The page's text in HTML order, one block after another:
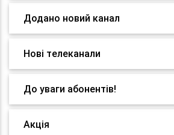
Додано новий канал
Нові телеканали
До уваги абонентів!
Акція